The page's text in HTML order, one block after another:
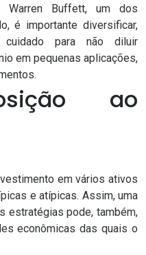
Warren Buffett, um dos
é importante diversificar,
para não diluir
em pequenas aplicações,
ao
em vários ativos
e atípicas. Assim, uma
estratégias pode, também,
econômicas das quais o